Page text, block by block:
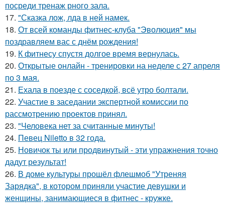
посреди тренаж рного зала.
17. "Сказка лож, лда в ней намек.
18. От всей команды фитнес-клуба "Эволюция" мы
поздравляем вас с днём рождения!
19. К фитнесу спустя долгое время вернулась.
20. Открытые онлайн - тренировки на неделе с 27 апреля
по 3 мая.
21. Ехала в поезде с соседкой, всё утро болтали.
22. Участие в заседании экспертной комиссии по
рассмотрению проектов принял.
23. "Человека нет за считанные минуты!
24. Певец Niletto в 32 года.
25. Новичок ты или продвинутый - эти упражнения точно
дадут результат!
26. В доме культуры прошёл флешмоб "Утреняя
Зарядка", в котором приняли участие девушки и
женщины, занимающиеся в фитнес - кружке.